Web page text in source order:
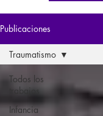
Publicaciones
Todos los
trabajos
Infancia
Traumatismo